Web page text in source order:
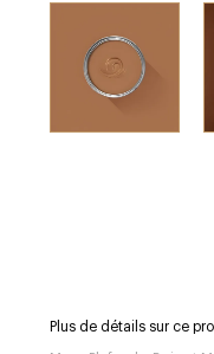
Plus de détails sur ce